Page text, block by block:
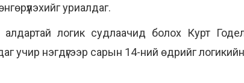
уриалдаг.
логик судлаачид болох Курт
учир нэгдүгээр сарын 14-ний өдрийг